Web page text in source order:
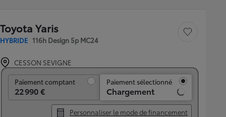
Toyota Yaris
HYBRIDE 116h Design 5p MC24
Sauvegarder le
CESSON SEVIGNE
Paiement comptant
22 990 €
Paiement sélectionné
Chargement
Personnaliser le mode de financement